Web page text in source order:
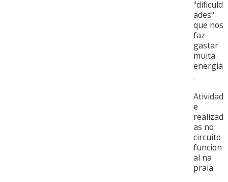
"dificuld
ades"
que nos
faz
gastar
muita
energia
.
Atividad
e
realizad
as no
circuito
funcion
al na
praia